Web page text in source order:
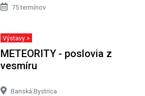
75 termínov
Výstavy >
METEORITY - poslovia z
vesmíru
Banská Bystrica